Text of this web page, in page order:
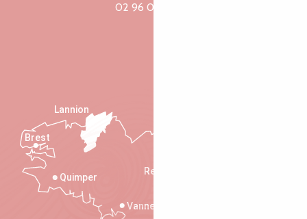
02 96 05 60 70
Rennes
Vannes
Quimper
Lannion
Brest